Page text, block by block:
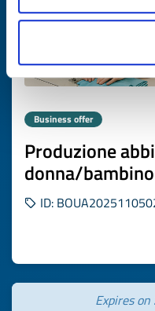
Business offer
Produzione
donna/
ID:
Expires on